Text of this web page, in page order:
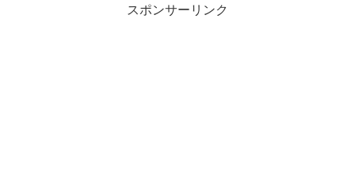
スポンサーリンク